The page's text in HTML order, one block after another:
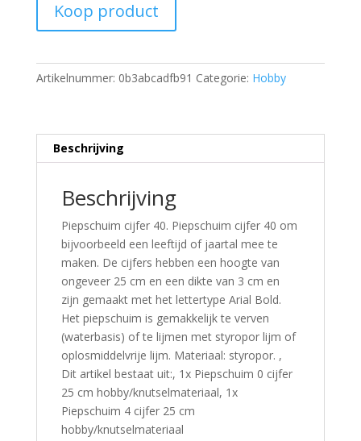
Koop product
Artikelnummer: 0b3abcadfb91 Categorie: Hobby
Beschrijving
Beschrijving
Piepschuim cijfer 40. Piepschuim cijfer 40 om
bijvoorbeeld een leeftijd of jaartal mee te
maken. De cijfers hebben een hoogte van
ongeveer 25 cm en een dikte van 3 cm en
zijn gemaakt met het lettertype Arial Bold.
Het piepschuim is gemakkelijk te verven
(waterbasis) of te lijmen met styropor lijm of
oplosmiddelvrije lijm. Materiaal: styropor. ,
Dit artikel bestaat uit:, 1x Piepschuim 0 cijfer
25 cm hobby/knutselmateriaal, 1x
Piepschuim 4 cijfer 25 cm
hobby/knutselmateriaal